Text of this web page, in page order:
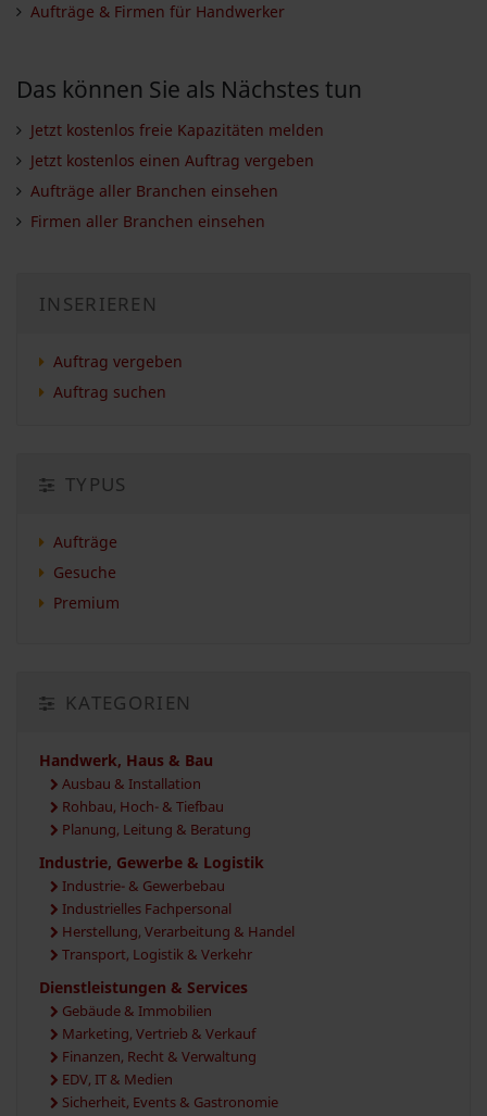
Aufträge & Firmen für Handwerker
Das können Sie als Nächstes tun
Jetzt kostenlos freie Kapazitäten melden
Jetzt kostenlos einen Auftrag vergeben
Aufträge aller Branchen einsehen
Firmen aller Branchen einsehen
INSERIEREN
Auftrag vergeben
Auftrag suchen
TYPUS
Aufträge
Gesuche
Premium
KATEGORIEN
Handwerk, Haus & Bau
Ausbau & Installation
Rohbau, Hoch- & Tiefbau
Planung, Leitung & Beratung
Industrie, Gewerbe & Logistik
Industrie- & Gewerbebau
Industrielles Fachpersonal
Herstellung, Verarbeitung & Handel
Transport, Logistik & Verkehr
Dienstleistungen & Services
Gebäude & Immobilien
Marketing, Vertrieb & Verkauf
Finanzen, Recht & Verwaltung
EDV, IT & Medien
Sicherheit, Events & Gastronomie